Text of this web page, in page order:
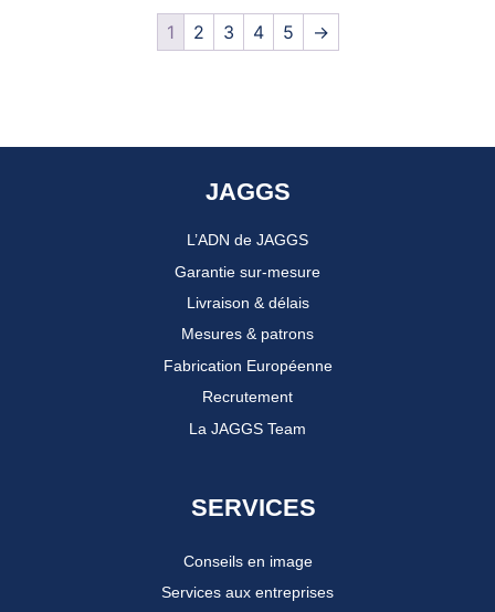
1 2 3 4 5 →
JAGGS
L’ADN de JAGGS
Garantie sur-mesure
Livraison & délais
Mesures & patrons
Fabrication Européenne
Recrutement
La JAGGS Team
SERVICES
Conseils en image
Services aux entreprises